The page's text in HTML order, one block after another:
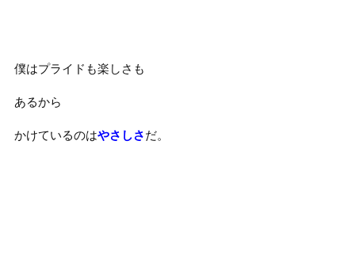
僕はプライドも楽しさも
あるから
かけているのはやさしさだ。